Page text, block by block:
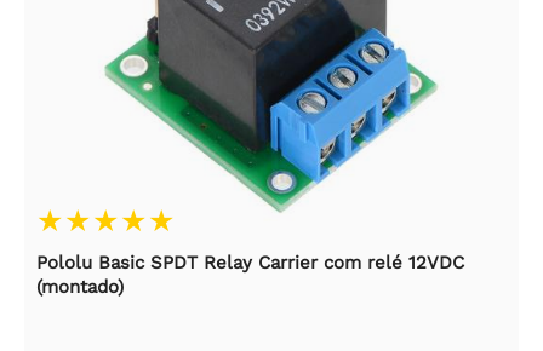
Pololu Basic SPDT Relay Carrier com relé 12VDC
(montado)